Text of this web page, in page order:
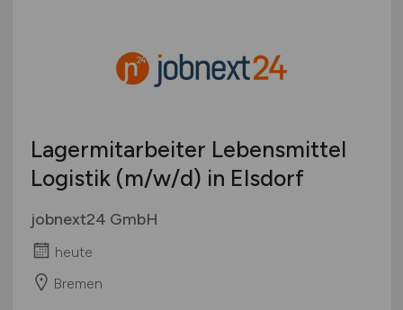
Lagermitarbeiter Lebensmittel
Logistik (m/w/d) in Elsdorf
jobnext24 GmbH
heute
Bremen